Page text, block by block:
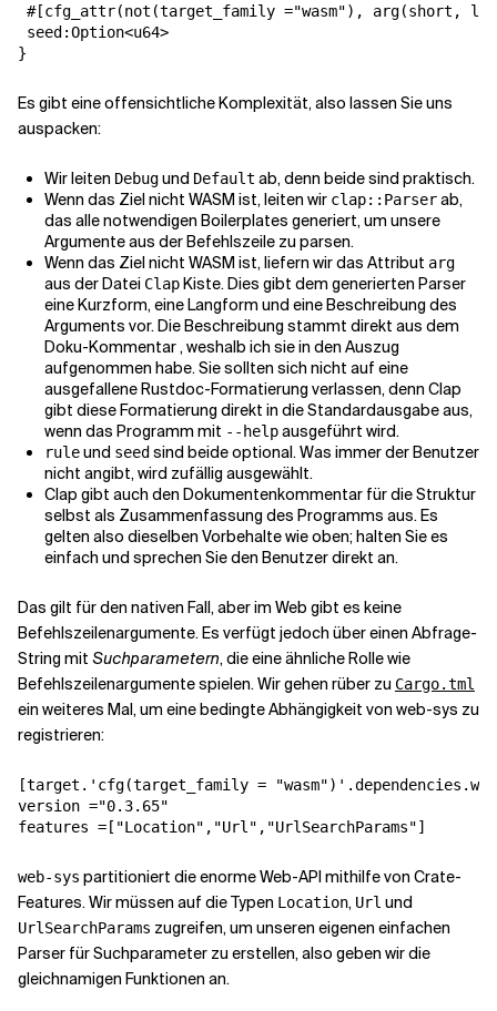
#[cfg_attr(not(target_family ="wasm"), arg(short,
seed:Option<u64>
}
Es gibt eine offensichtliche Komplexität, also lassen Sie uns
auspacken:
Wir leiten Debugund Default ab, denn beide sind praktisch.
Wenn das Ziel nicht WASM ist, leiten wir clap::Parserab,
das alle notwendigen Boilerplates generiert, um unsere
Argumente aus der Befehlszeile zu parsen.
Wenn das Ziel nicht WASM ist, liefern wir das Attribut arg
aus der Datei ClapKiste. Dies gibt dem generierten Parser
eine Kurzform, eine Langform und eine Beschreibung des
Arguments vor. Die Beschreibung stammt direkt aus dem
Doku-Kommentar , weshalb ich sie in den Auszug
aufgenommen habe. Sie sollten sich nicht auf eine
ausgefallene Rustdoc-Formatierung verlassen, denn Clap
gibt diese Formatierung direkt in die Standardausgabe aus,
wenn das Programm mit --helpausgeführt wird.
ruleund seed sind beide optional. Was immer der Benutzer
nicht angibt, wird zufällig ausgewählt.
Clap gibt auch den Dokumentenkommentar für die Struktur
selbst als Zusammenfassung des Programms aus. Es
gelten also dieselben Vorbehalte wie oben; halten Sie es
einfach und sprechen Sie den Benutzer direkt an.
Das gilt für den nativen Fall, aber im Web gibt es keine
Befehlszeilenargumente. Es verfügt jedoch über einen Abfrage-
String mit Suchparametern, die eine ähnliche Rolle wie
Befehlszeilenargumente spielen. Wir gehen rüber zu Cargo.tml
ein weiteres Mal, um eine bedingte Abhängigkeit von web-sys zu
registrieren:
[target.'cfg(target_family =
version ="0.3.65"
features =["Location","Url","UrlSearchParams"]
web-sys partitioniert die enorme Web-API mithilfe von Crate-
Features. Wir müssen auf die Typen Location, Url und
UrlSearchParams zugreifen, um unseren eigenen einfachen
Parser für Suchparameter zu erstellen, also geben wir die
gleichnamigen Funktionen an.